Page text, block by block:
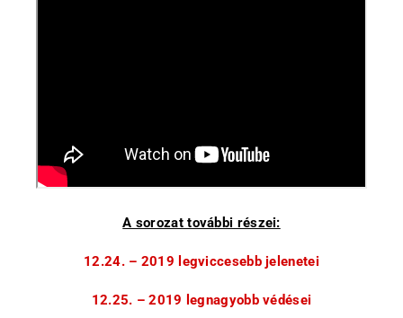
A sorozat további részei:
12.24. – 2019 legviccesebb jelenetei
12.25. – 2019 legnagyobb védései